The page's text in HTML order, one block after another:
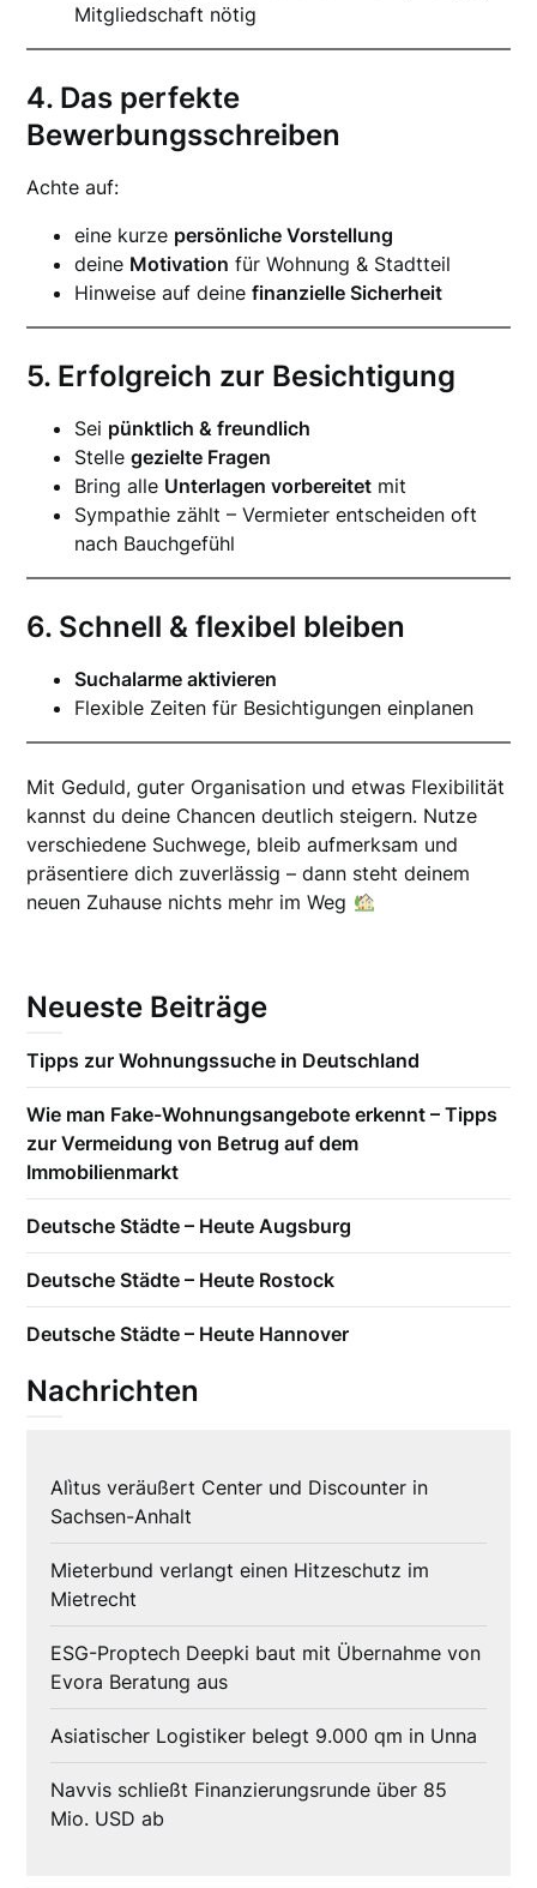
Mitgliedschaft nötig
4. Das perfekte
Bewerbungsschreiben
Achte auf:
eine kurze persönliche Vorstellung
deine Motivation für Wohnung & Stadtteil
Hinweise auf deinefinanzielle Sicherheit
5. Erfolgreich zur Besichtigung
Sei pünktlich & freundlich
Stellegezielte Fragen
Bring alle Unterlagen vorbereitet mit
Sympathie zählt – Vermieter entscheiden oft
nach Bauchgefühl
6. Schnell & flexibel bleiben
Suchalarme aktivieren
Flexible Zeiten für Besichtigungen einplanen
Mit Geduld, guter Organisation und etwas Flexibilität
kannst du deine Chancen deutlich steigern. Nutze
verschiedene Suchwege, bleib aufmerksam und
präsentiere dich zuverlässig – dann steht deinem
neuen Zuhause nichts mehr im Weg
Neueste Beiträge
Tipps zur Wohnungssuche in Deutschland
Wie man Fake-Wohnungsangebote erkennt – Tipps
zur Vermeidung von Betrug auf dem
Immobilienmarkt
Deutsche Städte – Heute Augsburg
Deutsche Städte – Heute Rostock
Deutsche Städte – Heute Hannover
Nachrichten
Alìtus veräußert Center und Discounter in
Sachsen-Anhalt
Mieterbund verlangt einen Hitzeschutz im
Mietrecht
ESG-Proptech Deepki baut mit Übernahme von
Evora Beratung aus
Asiatischer Logistiker belegt 9.000 qm in Unna
Navvis schließt Finanzierungsrunde über 85
Mio. USD ab